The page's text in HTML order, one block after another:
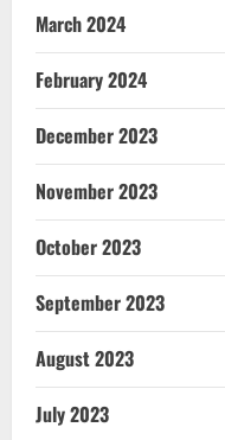
March 2024
February 2024
December 2023
November 2023
October 2023
September 2023
August 2023
July 2023